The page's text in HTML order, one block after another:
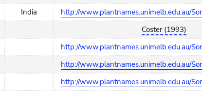
India
http://www.plantnames.unimelb.edu.au/
Coster (1993)
http://www.plantnames.unimelb.edu.au/
http://www.plantnames.unimelb.edu.au/
http://www.plantnames.unimelb.edu.au/